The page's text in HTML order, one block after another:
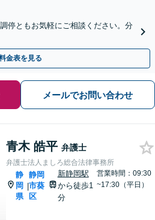
停ともお気軽にご相談ください。分
金表を見る
メールでお問い合わせ
青木 皓平 弁護士
弁護士法人ましろ総合法律事務所
静
岡
県
|
静岡
市葵
区
新静岡駅
から徒歩1
分
営業時間：09:30
~17:30（平日）